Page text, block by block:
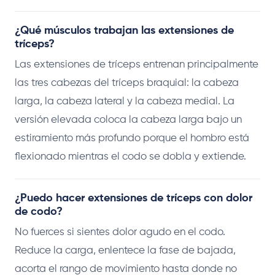
¿Qué músculos trabajan las extensiones de
tríceps?
Las extensiones de tríceps entrenan principalmente
las tres cabezas del tríceps braquial: la cabeza
larga, la cabeza lateral y la cabeza medial. La
versión elevada coloca la cabeza larga bajo un
estiramiento más profundo porque el hombro está
flexionado mientras el codo se dobla y extiende.
¿Puedo hacer extensiones de tríceps con dolor
de codo?
No fuerces si sientes dolor agudo en el codo.
Reduce la carga, enlentece la fase de bajada,
acorta el rango de movimiento hasta donde no